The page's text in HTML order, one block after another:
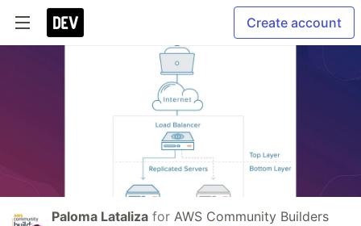
Create account
Paloma Lataliza for AWS Community Builders